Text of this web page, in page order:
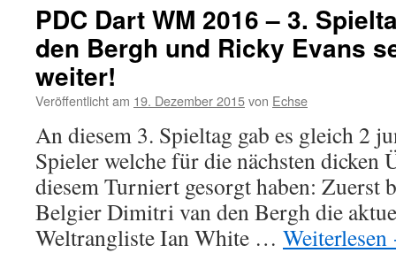
2016:
2.
Runde
9.
Spieltag
–
Alle
Ergebnisse
PDC Dart WM 2016 – 3.
den Bergh und Ricky Evans
weiter!
Veröffentlicht am 19. Dezember 2015von Echse
An diesem 3. Spieltag gab es gleich 2
Spieler welche für die nächsten dicken
diesem Turniert gesorgt haben: Zuerst
Belgier Dimitri van den Bergh die
Weltrangliste Ian White … Weiterlesen